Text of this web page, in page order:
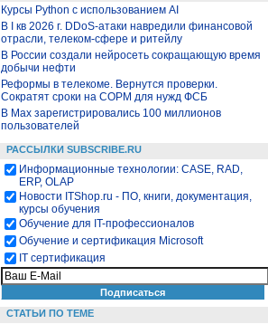
Курсы Python c использованием AI
В I кв 2026 г. DDoS-атаки навредили финансовой
отрасли, телеком-сфере и ритейлу
В России создали нейросеть сокращающую время
добычи нефти
Реформы в телекоме. Вернутся проверки.
Сократят сроки на СОРМ для нужд ФСБ
В Max зарегистрировались 100 миллионов
пользователей
РАССЫЛКИ SUBSCRIBE.RU
Информационные технологии: CASE, RAD,
ERP, OLAP
Новости ITShop.ru - ПО, книги, документация,
курсы обучения
Обучение для IT-профессионалов
Обучение и сертификация Microsoft
IT сертификация
СТАТЬИ ПО ТЕМЕ